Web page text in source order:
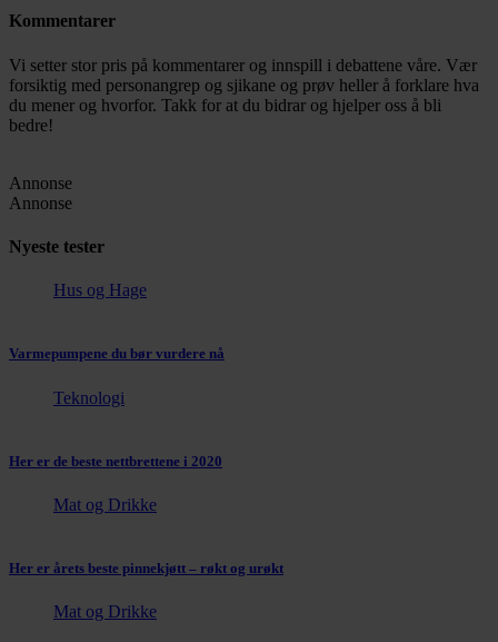
Kommentarer
Vi setter stor pris på kommentarer og innspill i debattene våre. Vær
forsiktig med personangrep og sjikane og prøv heller å forklare hva
du mener og hvorfor. Takk for at du bidrar og hjelper oss å bli
bedre!
Annonse
Annonse
Nyeste tester
Hus og Hage
Varmepumpene du bør vurdere nå
Teknologi
Her er de beste nettbrettene i 2020
Mat og Drikke
Her er årets beste pinnekjøtt – røkt og urøkt
Mat og Drikke